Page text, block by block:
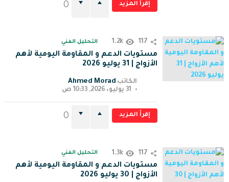
إقرأ المزيد 0
117
1.2k التحليل الفني
مستويات الدعم و المقاومة اليومية لأهم
الأزواج | 31 يوليو 2026
الكاتب Ahmed Morad
31 يوليو، 2026, 10:33 ص
إقرأ المزيد 0
117
1.3k التحليل الفني
مستويات الدعم و المقاومة اليومية لأهم
الأزواج | 30 يوليو 2026